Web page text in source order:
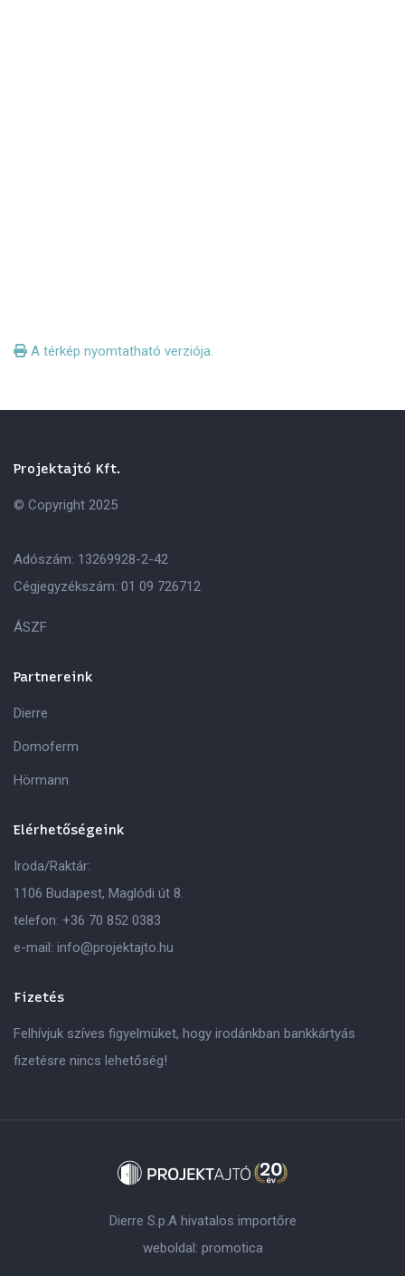
A térkép nyomtatható verziója.
Projektajtó Kft.
© Copyright 2025
Adószám: 13269928-2-42
Cégjegyzékszám: 01 09 726712
ÁSZF
Partnereink
Dierre
Domoferm
Hörmann
Elérhetőségeink
Iroda/Raktár:
1106 Budapest, Maglódi út 8.
telefon: +36 70 852 0383
e-mail: info@projektajto.hu
Fizetés
Felhívjuk szíves figyelmüket, hogy irodánkban bankkártyás
fizetésre nincs lehetőség!
Dierre S.p.A hivatalos importőre
weboldal: promotica